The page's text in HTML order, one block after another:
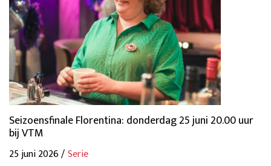
Seizoensfinale Florentina: donderdag 25 juni 20.00 uur
bij VTM
25 juni 2026 /Serie